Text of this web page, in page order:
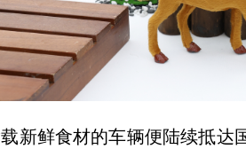
新鲜食材的车辆便陆续抵